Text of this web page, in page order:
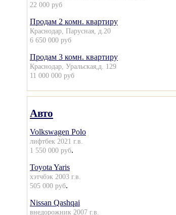
22 000 руб
Продам 2 комн. квартиру
Краснодар, Парусная, д.20
6 650 000 руб
Продам 3 комн. квартиру
Краснодар, Уральская,д. 129
11 000 000 руб
Авто
Volkswagen Polo
лифтбек 2021 г.в.
1 550 000 руб.
Toyota Yaris
хэтчбэк 2003 г.в.
505 000 руб.
Nissan Qashqai
внедорожник 2007 г.в.